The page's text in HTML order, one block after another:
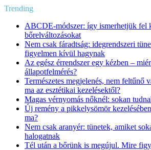
Trending
ABCDE‑módszer: így ismerhetjük fel
bőrelváltozásokat
Nem csak fáradtság: idegrendszeri
figyelmen kívül hagynak
Az egész érrendszer egy kézben –
állapotfelmérés?
Természetes megjelenés, nem feltűnő
ma az esztétikai kezelésektől?
Magas vérnyomás nőknél: sokan
Új remény a pikkelysömör
ma?
Nem csak aranyér: tünetek, amiket
halogatnak
Tél után a bőrünk is megújul. Mire